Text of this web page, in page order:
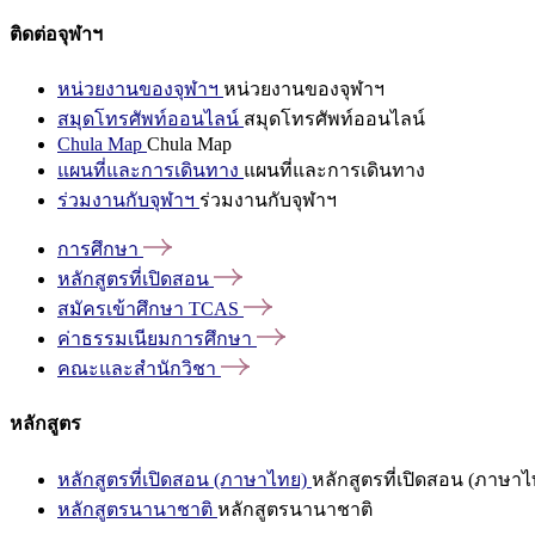
ติดต่อจุฬาฯ
หน่วยงานของจุฬาฯ หน่วยงานของจุฬาฯ
สมุดโทรศัพท์ออนไลน์ สมุดโทรศัพท์ออนไลน์
Chula Map Chula Map
แผนที่และการเดินทาง แผนที่และการเดินทาง
ร่วมงานกับจุฬาฯ ร่วมงานกับจุฬาฯ
การศึกษา
หลักสูตรที่เปิดสอน
สมัครเข้าศึกษา TCAS
ค่าธรรมเนียมการศึกษา
คณะและสำนักวิชา
หลักสูตร
หลักสูตรที่เปิดสอน (ภาษาไทย) หลักสูตรที่เปิดสอน (ภาษาไ
หลักสูตรนานาชาติ หลักสูตรนานาชาติ